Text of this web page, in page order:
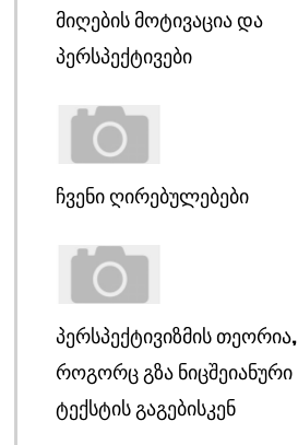
ᲛᲘᲦᲔᲑᲘᲡ ᲛᲝᲢᲘᲕᲐᲪᲘᲐ ᲓᲐ
ᲞᲔᲠᲡᲞᲔᲥᲢᲘᲕᲔᲑᲘ
ᲩᲕᲔᲜᲘ ᲦᲘᲠᲔᲑᲣᲚᲔᲑᲔᲑᲘ
ᲞᲔᲠᲡᲞᲔᲥᲢᲘᲕᲘᲖᲛᲘᲡ ᲗᲔᲝᲠᲘᲐ,
ᲠᲝᲒᲝᲠᲪ ᲒᲖᲐ ᲜᲘᲪᲨᲔᲘᲐᲜᲣᲠᲘ
ᲢᲔᲥᲡᲢᲘᲡ ᲒᲐᲒᲔᲑᲘᲡᲙᲔᲜ